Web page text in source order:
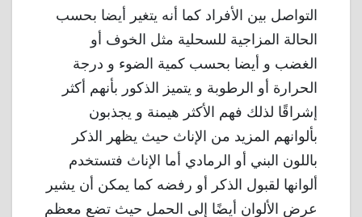
التواصل بين الأفراد كما أنه يتغير أيضا بحسب
الحالة المزاجية للسحلية مثل الخوف أو
الغضب و أيضا بحسب كمية الضوء و درجة
الحرارة أو الرطوبة و يتميز الذكور بأنهم أكثر
إشراقًا لذلك فهم الأكثر هيمنة و يجذبون
بألوانهم المزيد من الإناث حيث يظهر الذكر
باللون البني أو الرمادي أما الإناث فتستخدم
ألوانها لقبول الذكر أو رفضه كما يمكن أن يشير
عرض الألوان أيضًا إلى الحمل حيث تضع معظم